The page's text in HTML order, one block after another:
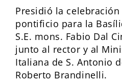
Presidió la
pontificio para la
S.E. mons. Fabio Dal
junto al rector y al
Italiana de S. Antonio
Roberto Brandinelli.